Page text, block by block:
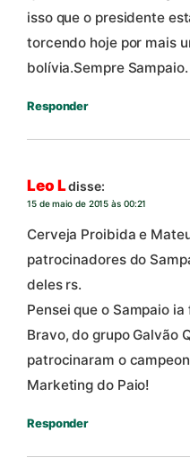
isso que o presidente
torcendo hoje por mais
bolívia.Sempre Sampaio.
Responder
Leo Ldisse:
15 de maio de 2015 às 00:21
Cerveja Proibida e
patrocinadores do
deles rs.
Pensei que o Sampaio
Bravo, do grupo Galvão
patrocinaram o
Marketing do Paio!
Responder